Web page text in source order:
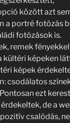
között azt
a portré fotózás
fotózások is.
remek fényekkel
kültéri képeken
képek
csodálatos
ezt
de a
csalódás,